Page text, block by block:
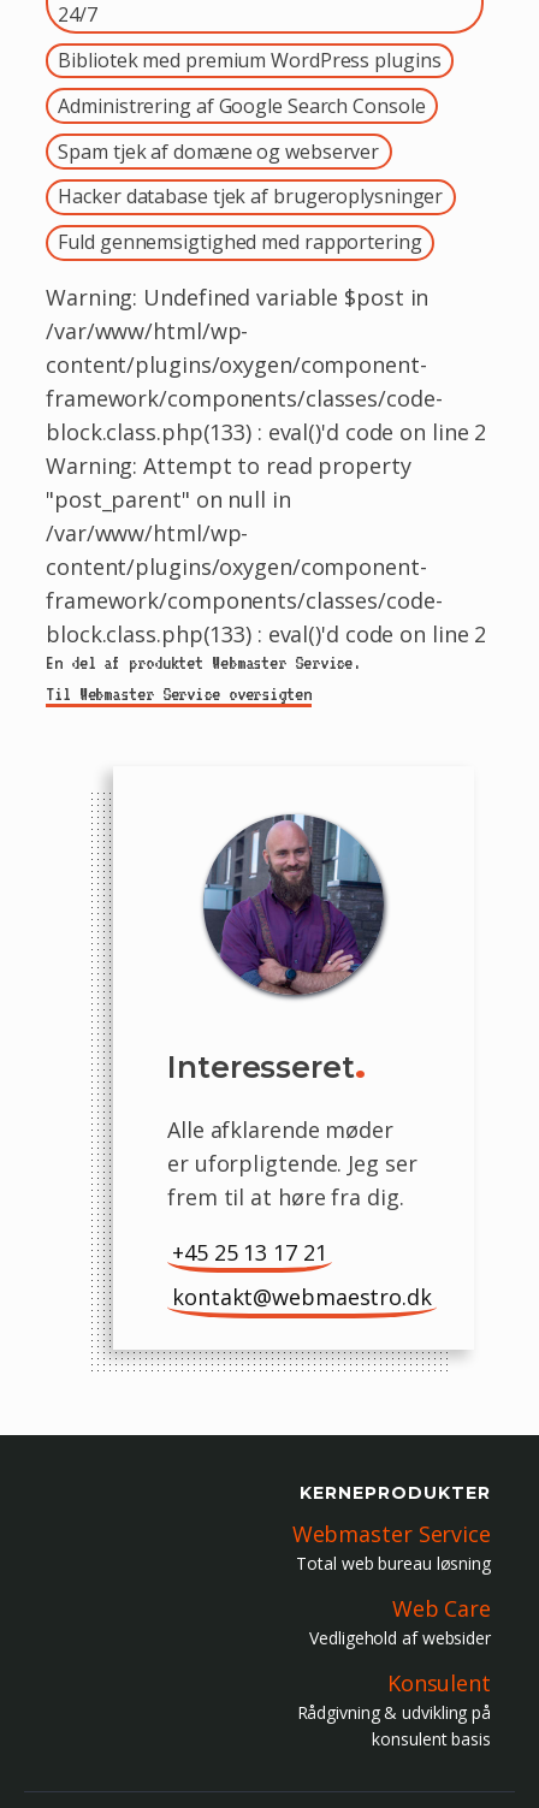
24/7
Bibliotek med premium WordPress plugins
Administrering af Google Search Console
Spam tjek af domæne og webserver
Hacker database tjek af brugeroplysninger
Fuld gennemsigtighed med rapportering
Warning: Undefined variable $post in
/var/www/html/wp-
content/plugins/oxygen/component-
framework/components/classes/code-
block.class.php(133) : eval()'d code on line 2
Warning: Attempt to read property
"post_parent" on null in
/var/www/html/wp-
content/plugins/oxygen/component-
framework/components/classes/code-
block.class.php(133) : eval()'d code on line 2
En del af produktet Webmaster Service.
Til Webmaster Service oversigten
Interesseret.
Alle afklarende møder
er uforpligtende. Jeg ser
frem til at høre fra dig.
+45 25 13 17 21
kontakt@webmaestro.dk
KERNEPRODUKTER
Webmaster Service
Total web bureau løsning
Web Care
Vedligehold af websider
Konsulent
Rådgivning & udvikling på
konsulent basis